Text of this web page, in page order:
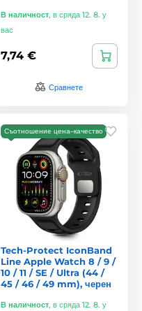
В наличност, в сряда 12. 8. у
вас
7,74 €
Сравнете
Съотношение цена–качество
Tech-Protect IconBand
Line Apple Watch 8 / 9 /
10 / 11 / SE / Ultra (44 /
45 / 46 / 49 mm), черен
В наличност, в сряда 12. 8. у